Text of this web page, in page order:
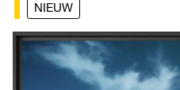
NIEUW